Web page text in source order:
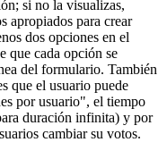
si no la visualizas,
apropiados para crear
dos opciones en el
que cada opción se
del formulario. También
que el usuario puede
por usuario", el tiempo
duración infinita) y por
cambiar su votos.